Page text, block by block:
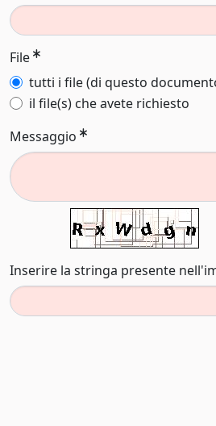
File
tutti i file (di questo
il file(s) che avete richiesto
Messaggio
Inserire la stringa presente